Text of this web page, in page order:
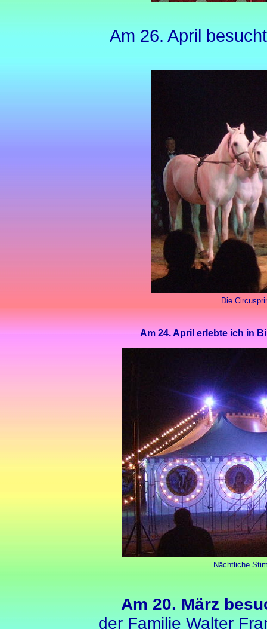
Am 26. April
Die
Am 24. April erlebte ich in
Nächtliche
Am 20. März
der Familie Walter